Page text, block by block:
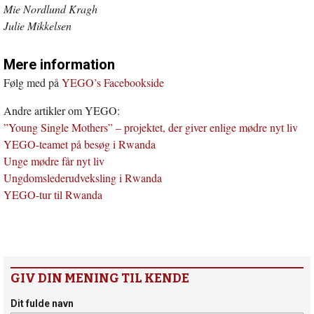
Mie Nordlund Kragh
Julie Mikkelsen
Mere information
Følg med på YEGO’s Facebookside
Andre artikler om YEGO:
”Young Single Mothers” – projektet, der giver enlige mødre nyt liv
YEGO-teamet på besøg i Rwanda
Unge mødre får nyt liv
Ungdomslederudveksling i Rwanda
YEGO-tur til Rwanda
GIV DIN MENING TIL KENDE
Dit fulde navn